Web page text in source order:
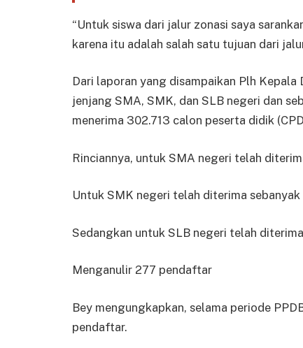
“Untuk siswa dari jalur zonasi saya
karena itu adalah salah satu tujuan dari
Dari laporan yang disampaikan Plh Kepala
jenjang SMA, SMK, dan SLB negeri dan
menerima 302.713 calon peserta didik
Rinciannya, untuk SMA negeri telah
Untuk SMK negeri telah diterima
Sedangkan untuk SLB negeri telah
Menganulir 277 pendaftar
Bey mengungkapkan, selama periode
pendaftar.